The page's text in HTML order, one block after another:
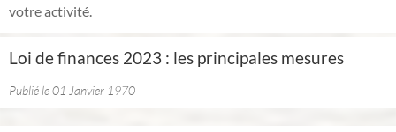
votre activité.
Loi de finances 2023 : les principales mesures
Publié le 01 Janvier 1970